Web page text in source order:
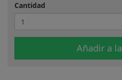
Cantidad
Añadir a